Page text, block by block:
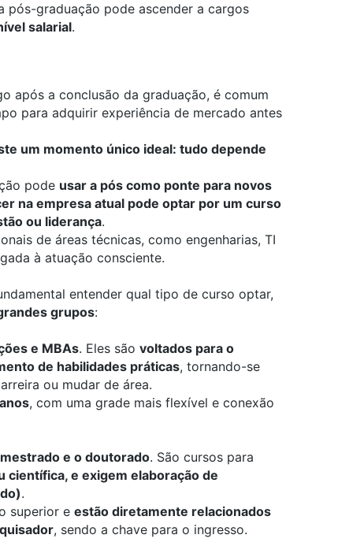
pós-graduação pode ascender a cargos
salarial.
após a conclusão da graduação, é comum
para adquirir experiência de mercado antes
um momento único ideal: tudo depende
pode usar a pós como ponte para novos
na empresa atual pode optar por um curso
ou liderança.
de áreas técnicas, como engenharias, TI
à atuação consciente.
entender qual tipo de curso optar,
grupos:
e MBAs. Eles são voltados para o
de habilidades práticas, tornando-se
ou mudar de área.
, com uma grade mais flexível e conexão
mestrado e o doutorado. São cursos para
científica, e exigem elaboração de
.
superior e estão diretamente relacionados
, sendo a chave para o ingresso.